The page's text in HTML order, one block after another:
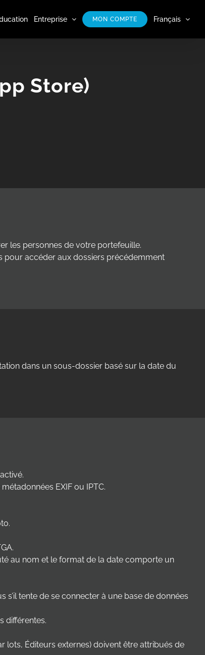
Entreprise MON COMPTE Français
Store)
les personnes de votre portefeuille.
pour accéder aux dossiers précédemment
dans un sous-dossier basé sur la date du
EXIF ou IPTC.
au nom et le format de la date comporte un
tente de se connecter à une base de données
différentes.
Éditeurs externes) doivent être attribués de